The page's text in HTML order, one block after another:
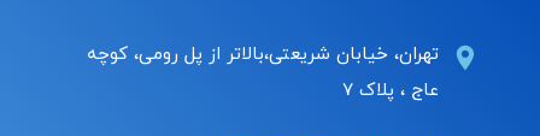
تهران، خیابان شریعتی،بالاتر از پل رومی، کوچه
عاج ، پلاک ۷